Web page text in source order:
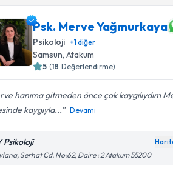
Psk. Merve Yağmurkaya
Psikoloji +1diğer
Samsun,Atakum
5 (18 Değerlendirme)
hanıma gitmeden önce çok kaygılıydım
kaygıyla...
Devamı
Psikoloji
Serhat Cd. No:62, Daire : 2 Atakum 55200